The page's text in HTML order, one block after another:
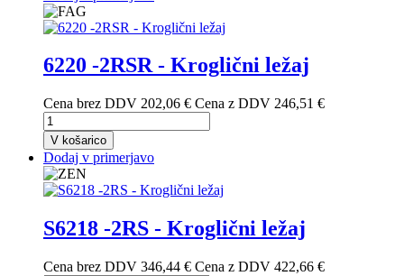
6220 -2RSR - Kroglični ležaj
Cena brez DDV 202,06 € Cena z DDV 246,51 €
V košarico
Dodaj v primerjavo
S6218 -2RS - Kroglični ležaj
Cena brez DDV 346,44 € Cena z DDV 422,66 €